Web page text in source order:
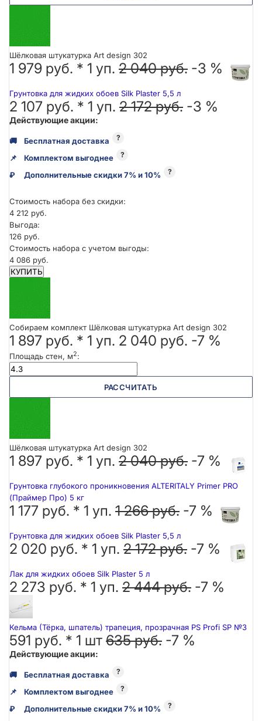
Шёлковая штукатурка Art design 302
1 979 руб. * 1 уп. 2 040 руб. -3 %
Грунтовка для жидких обоев Silk Plaster 5,5 л
2 107 руб. * 1 уп. 2 172 руб. -3 %
Действующие акции:
🚚 Бесплатная доставка ?
📌 Комплектом выгоднее ?
₽ Дополнительные скидки 7% и 10% ?
Стоимость набора без скидки:
4 212 руб.
Выгода:
126 руб.
Стоимость набора с учетом выгоды:
4 086 руб.
КУПИТЬ
Собираем комплект Шёлковая штукатурка Art design 302
1 897 руб. * 1 уп. 2 040 руб. -7 %
Площадь стен, м2:
РАССЧИТАТЬ
Шёлковая штукатурка Art design 302
1 897 руб. * 1 уп. 2 040 руб. -7 %
Грунтовка глубокого проникновения ALTERITALY Primer PRO
(Праймер Про) 5 кг
1 177 руб. * 1 уп. 1 266 руб. -7 %
Грунтовка для жидких обоев Silk Plaster 5,5 л
2 020 руб. * 1 уп. 2 172 руб. -7 %
Лак для жидких обоев Silk Plaster 5 л
2 273 руб. * 1 уп. 2 444 руб. -7 %
Кельма (Тёрка, шпатель) трапеция, прозрачная PS Profi SP №3
591 руб. * 1 шт 635 руб. -7 %
Действующие акции:
🚚 Бесплатная доставка ?
📌 Комплектом выгоднее ?
₽ Дополнительные скидки 7% и 10% ?